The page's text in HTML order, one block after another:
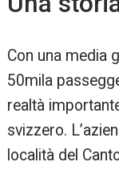
Con una media
50mila
realtà
svizzero.
località del